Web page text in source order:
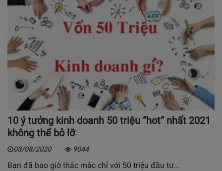
10 ý tưởng kinh doanh 50 triệu “hot” nhất 2021
không thể bỏ lỡ
03/08/2020 9044
Bạn đã bao giờ thắc mắc chỉ với 50 triệu đầu tư…